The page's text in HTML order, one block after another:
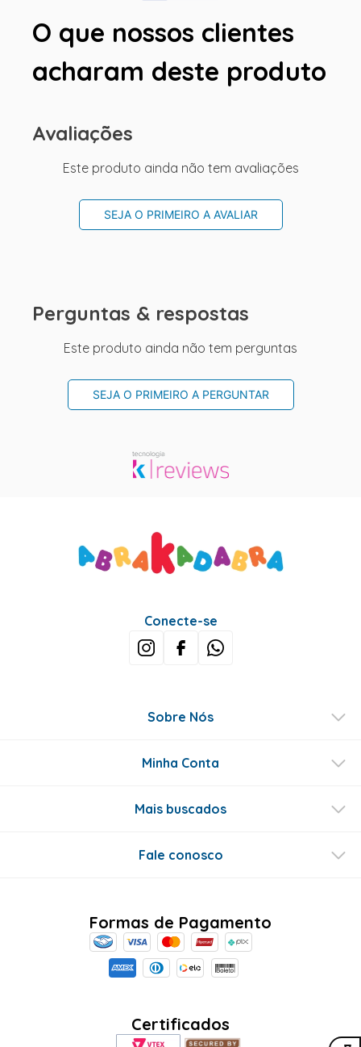
O que nossos clientes
acharam deste produto
Avaliações
Este produto ainda não tem avaliações
SEJA O PRIMEIRO A AVALIAR
Perguntas & respostas
Este produto ainda não tem perguntas
SEJA O PRIMEIRO A PERGUNTAR
Conecte-se
Sobre Nós
Minha Conta
Mais buscados
Fale conosco
Formas de Pagamento
Certificados